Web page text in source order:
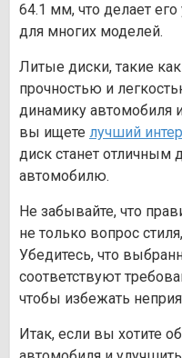
64.1 мм, что делает
для многих моделей.
Литые диски, такие
прочностью и
динамику автомобиля
вы ищете лучший
диск станет
автомобилю.
Не забывайте, что
не только вопрос
Убедитесь, что
соответствуют
чтобы избежать
Итак, если вы хотите